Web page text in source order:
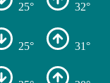
25° 32°
25° 31°